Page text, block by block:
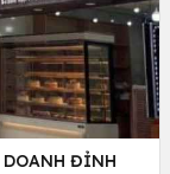
DOANH ĐỈNH